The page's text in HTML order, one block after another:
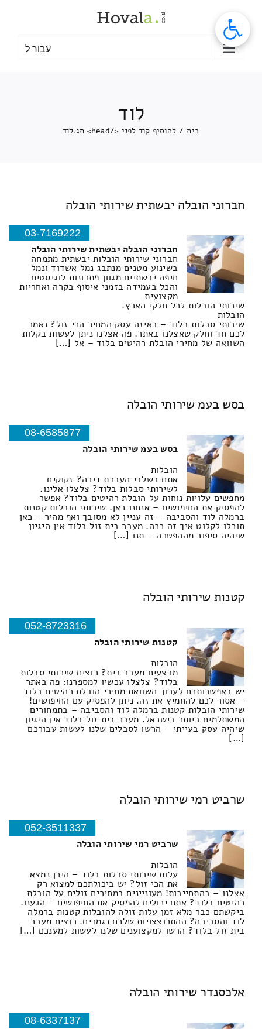
עבור ל
לוד
בית / להוסיף קוד לפני </head> תג. לוד
חברוני הובלה יבשתית שירותי הובלה
03-7169222
חברוני הובלה יבשתית שירותי הובלה
חברוני שירותי הובלות יבשתית מתמחה
בשינוע מטנים מנתבג נמל אשדוד ונמל
חיפה יבשתיים מגוון פתרונות לוגיסטים
והכל בעמידה בזמני איסוף בקרה ואחריות
מקצועית
שירותי הובלות לכל חלקי הארץ.
הובלות
שירותי סבלות בלוד – באיזה עסק המחיר הכי זול? נאמר
לכם חד וחלק שאצלנו באתר. פה אצלנו ניתן לעשות בקלות
השוואה של מחירי הובלת רהיטים בלוד – אל […]
בסש בעמ שירותי הובלה
08-6585877
בסש בעמ שירותי הובלה
הובלות
אתם בשלבי העברת דירה? זקוקים
לשירותי סבלות בלוד? צלצלו אלינו.
מחפשים עלויות נוחות על הובלת רהיטים בלוד? אפשר
להפסיק את החיפושים – אנחנו כאן. שירותי הובלות קטנות
ברמלה לוד והסביבה – זה עניין לא מסובך ואף מהיר – כאן
תוכלו לקלוט איך זה ככה. מעבר בית זול בלוד אין היגיון
שיהיה סיפור מההפטרה – תנו […]
קטנות שירותי הובלה
052-8723316
קטנות שירותי הובלה
הובלות
מבצעים מעבר בית? רוצים שירותי סבלות
בלוד? צלצלו עכשיו למספרנו: פה באתר
יש באפשרותכם לערוך השוואת מחירי הובלת רהיטים בלוד
– אסור לכם להחמיץ את זה. ניתן להפסיק עם החיפושים!
שירותי הובלות קטנות ברמלה לוד והסביבה – בתמחורים
המשתלמים ביותר בישראל. מעבר בית זול בלוד אין היגיון
שיהיה עסק בעייתי – הרשו לסבלים שלנו לעשות עבורכם
[…]
שרביט רמי שירותי הובלה
052-3511337
שרביט רמי שירותי הובלה
הובלות
עלות שירותי סבלות בלוד – היכן נמצא
את הכי זול? יש ביכולתכם למצוא רק
אצלנו – בהתחייבות! מעוניינים במחירים זולים על הובלת
רהיטים בלוד? אתם יכולים להפסיק את החיפושים – הגענו.
ביקשתם כבר מלא זמן עלות זולה להובלות קטנות ברמלה
לוד והסביבה? ההתרוצצויות שלכם נגמרים. רוצים מעבר
בית זול בלוד? הרשו למקצוענים שלנו לעשות למענכם […]
אלכסנדר שירותי הובלה
08-6337137